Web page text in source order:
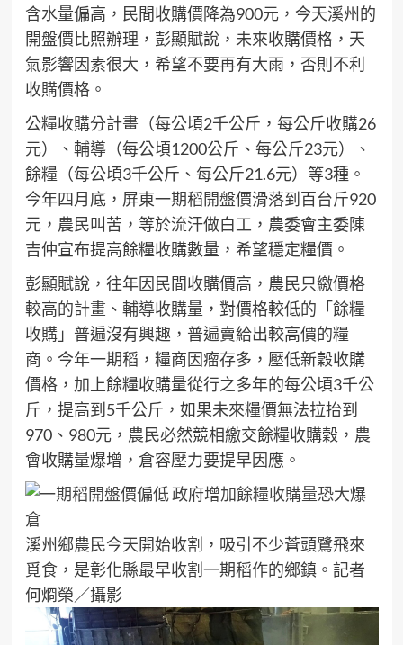
含水量偏高，民間收購價降為900元，今天溪州的
開盤價比照辦理，彭顯賦說，未來收購價格，天
氣影響因素很大，希望不要再有大雨，否則不利
收購價格。
公糧收購分計畫（每公頃2千公斤，每公斤收購26
元）、輔導（每公頃1200公斤、每公斤23元）、
餘糧（每公頃3千公斤、每公斤21.6元）等3種。
今年四月底，屏東一期稻開盤價滑落到百台斤920
元，農民叫苦，等於流汗做白工，農委會主委陳
吉仲宣布提高餘糧收購數量，希望穩定糧價。
彭顯賦說，往年因民間收購價高，農民只繳價格
較高的計畫、輔導收購量，對價格較低的「餘糧
收購」普遍沒有興趣，普遍賣給出較高價的糧
商。今年一期稻，糧商因瘤存多，壓低新穀收購
價格，加上餘糧收購量從行之多年的每公頃3千公
斤，提高到5千公斤，如果未來糧價無法拉抬到
970、980元，農民必然競相繳交餘糧收購穀，農
會收購量爆增，倉容壓力要提早因應。
溪州鄉農民今天開始收割，吸引不少蒼頭鷺飛來
覓食，是彰化縣最早收割一期稻作的鄉鎮。記者
何烱榮／攝影